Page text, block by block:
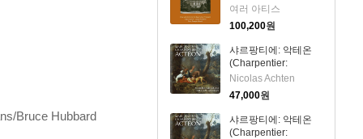
레, 로엔그린 & 파르
지팔 (Bayreuth 1954
Wagner:
Tannhauser, Die
Walkure, Lohengrin
& Parsifal) (13CD
Boxset) - 여러 아티스
여러 아티스
100,200원
샤르팡티에: 악테온
(Charpentier:
Acteon)(CD) -
Nicolas Achten
Nicolas Achten
47,000원
샤르팡티에: 악테온
(Charpentier:
Bruce Hubbard